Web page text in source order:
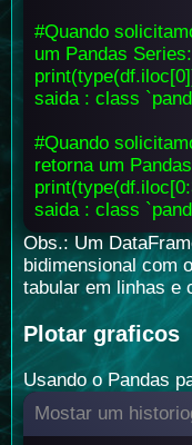
#Quando
um Pandas Series:
saida : class
#Quando
retorna um
saida : class
Obs.: Um
bidimensional com
tabular em linhas e
Plotar graficos
Usando o Pandas
Mostar um